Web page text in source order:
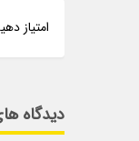
امتیاز
دیدگاه